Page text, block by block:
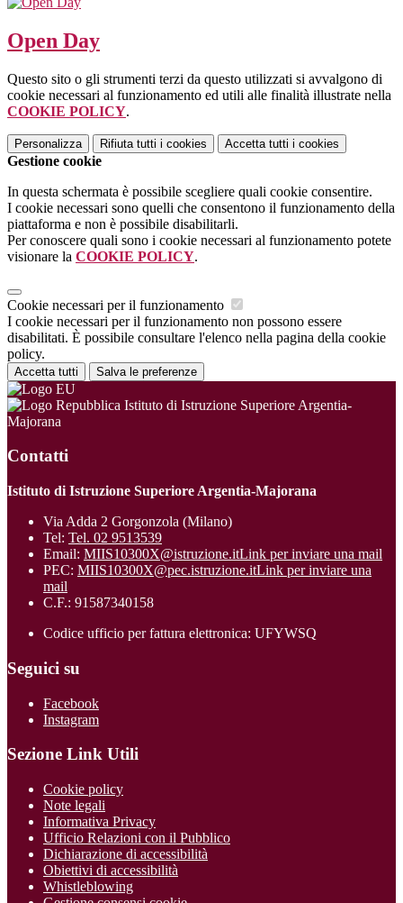
Open Day
Questo sito o gli strumenti terzi da questo utilizzati si avvalgono di
cookie necessari al funzionamento ed utili alle finalità illustrate nella
COOKIE POLICY.
Personalizza Rifiuta tutti i cookies Accetta tutti i cookies
Gestione cookie
In questa schermata è possibile scegliere quali cookie consentire.
I cookie necessari sono quelli che consentono il funzionamento della
piattaforma e non è possibile disabilitarli.
Per conoscere quali sono i cookie necessari al funzionamento potete
visionare la COOKIE POLICY.
Cookie necessari per il funzionamento
I cookie necessari per il funzionamento non possono essere
disabilitati. È possibile consultare l'elenco nella pagina della cookie
policy.
Accetta tutti Salva le preferenze
Istituto di Istruzione Superiore Argentia-
Majorana
Contatti
Istituto di Istruzione Superiore Argentia-Majorana
Via Adda 2 Gorgonzola (Milano)
Tel: Tel. 02 9513539
Email: MIIS10300X@istruzione.itLink per inviare una mail
PEC: MIIS10300X@pec.istruzione.itLink per inviare una
mail
C.F.: 91587340158
Codice ufficio per fattura elettronica: UFYWSQ
Seguici su
Facebook
Instagram
Sezione Link Utili
Cookie policy
Note legali
Informativa Privacy
Ufficio Relazioni con il Pubblico
Dichiarazione di accessibilità
Obiettivi di accessibilità
Whistleblowing